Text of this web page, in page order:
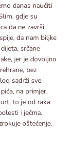
danas naučiti
gdje su
da ne završi
da nam biljke
srčane
jer je dovoljno
bez
sadrži sve
na primjer,
to je od raka
i ječma.
oštećenje.